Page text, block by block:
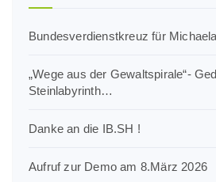
Bundesverdienstkreuz für
„Wege aus der Gewaltspirale“-
Steinlabyrinth…
Danke an die IB.SH !
Aufruf zur Demo am 8.März 2026